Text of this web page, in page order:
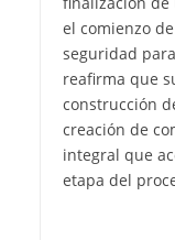
el comienzo
seguridad
reafirma que
construcción
creación de
integral que
etapa del